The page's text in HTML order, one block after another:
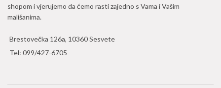
shopom i vjerujemo da ćemo rasti zajedno s Vama i Vašim
mališanima.
Brestovečka 126a, 10360 Sesvete
Tel: 099/427-6705